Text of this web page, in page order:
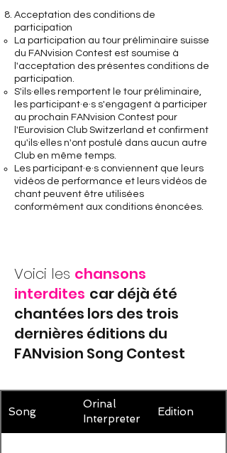
Acceptation des conditions de
participation
La participation au tour préliminaire suisse
du FANvision Contest est soumise à
l'acceptation des présentes conditions de
participation.
S'ils·elles remportent le tour préliminaire,
les participant·e·s s'engagent à participer
au prochain FANvision Contest pour
l'Eurovision Club Switzerland et confirment
qu'ils·elles n'ont postulé dans aucun autre
Club en même temps.
Les participant·e·s conviennent que leurs
vidéos de performance et leurs vidéos de
chant peuvent être utilisées
conformément aux conditions énoncées.
Voici les chansons
interdites car déjà été
chantées lors des trois
dernières éditions du
FANvision Song Contest
Song
Orinal
Interpreter
Edition